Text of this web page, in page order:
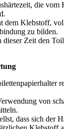
die vom
dem Klebstoff,
zu bilden.
dieser Zeit den
von
dass sich der